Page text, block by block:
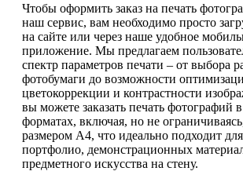
Чтобы оформить заказ на печать
наш сервис, вам необходимо просто
на сайте или через наше удобное
приложение. Мы предлагаем
спектр параметров печати – от выбора
фотобумаги до возможности
цветокоррекции и контрастности
вы можете заказать печать фотографий
форматах, включая, но не
размером А4, что идеально подходит
портфолио, демонстрационных
предметного искусства на стену.